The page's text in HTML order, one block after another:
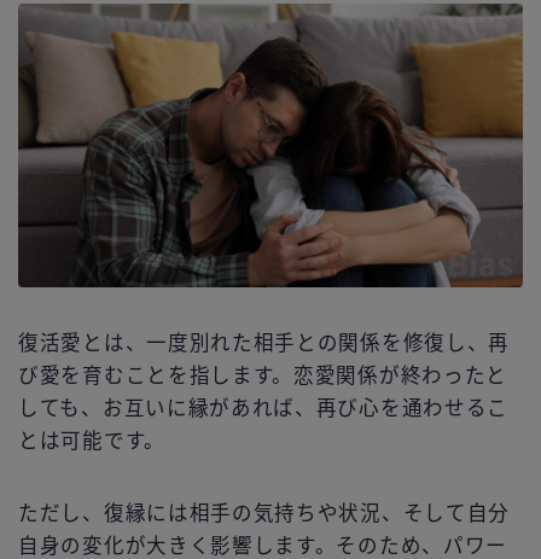
復活愛とは、一度別れた相手との関係を修復し、再
び愛を育むことを指します。恋愛関係が終わったと
しても、お互いに縁があれば、再び心を通わせるこ
とは可能です。
ただし、復縁には相手の気持ちや状況、そして自分
自身の変化が大きく影響します。そのため、パワー